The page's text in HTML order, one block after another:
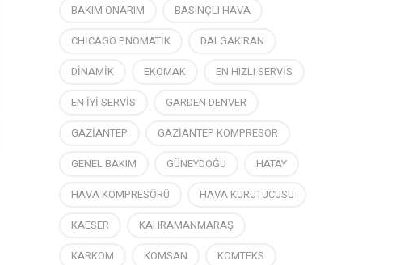
BAKIM ONARIM
BASINÇLI HAVA
CHİCAGO PNÖMATİK
DALGAKIRAN
DİNAMİK
EKOMAK
EN HIZLI SERVİS
EN İYİ SERVİS
GARDEN DENVER
GAZİANTEP
GAZİANTEP KOMPRESÖR
GENEL BAKIM
GÜNEYDOĞU
HATAY
HAVA KOMPRESÖRÜ
HAVA KURUTUCUSU
KAESER
KAHRAMANMARAŞ
KARKOM
KOMSAN
KOMTEKS